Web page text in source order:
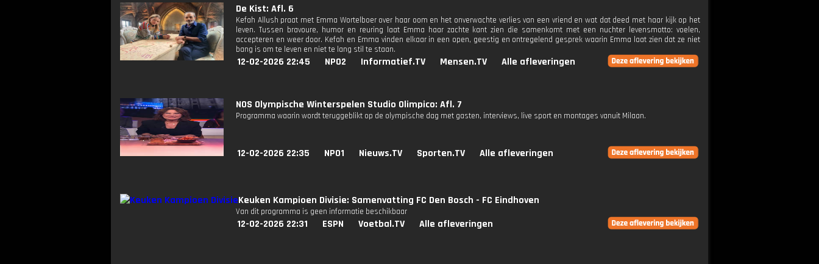
De Kist: Afl. 6
Kefah Allush praat met Emma Wortelboer over haar oom en het onverwachte verlies van een vriend en wat dat deed met haar kijk op het
leven. Tussen bravoure, humor en reuring laat Emma haar zachte kant zien die samenkomt met een nuchter levensmotto: voelen,
accepteren en weer door. Kefah en Emma vinden elkaar in een open, geestig en ontregelend gesprek waarin Emma laat zien dat ze niet
bang is om te leven en niet te lang stil te staan.
12-02-2026 22:45 NPO2 Informatief.TV Mensen.TV Alle afleveringen
NOS Olympische Winterspelen Studio Olimpico: Afl. 7
Programma waarin wordt teruggeblikt op de olympische dag met gasten, interviews, live sport en montages vanuit Milaan.
12-02-2026 22:35 NPO1 Nieuws.TV Sporten.TV Alle afleveringen
Keuken Kampioen Divisie: Samenvatting FC Den Bosch - FC Eindhoven
Van dit programma is geen informatie beschikbaar
12-02-2026 22:31 ESPN Voetbal.TV Alle afleveringen